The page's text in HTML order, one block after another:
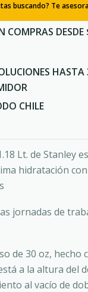
buscando? Te
COMPRAS
HASTA
CHILE
Lt. de Stanley
hidratación
jornadas de
de 30 oz, hecho
a la altura del
al vacío de